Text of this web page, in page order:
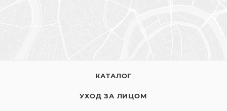
КАТАЛОГ
УХОД ЗА ЛИЦОМ